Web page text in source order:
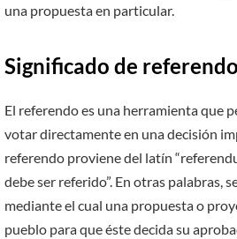
una propuesta en particular.
Significado de referendo
El referendo es una herramienta que
votar directamente en una decisión
referendo proviene del latín
debe ser referido”. En otras palabras,
mediante el cual una propuesta o
pueblo para que éste decida su